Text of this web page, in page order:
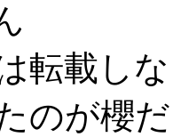
転載し
のが櫻